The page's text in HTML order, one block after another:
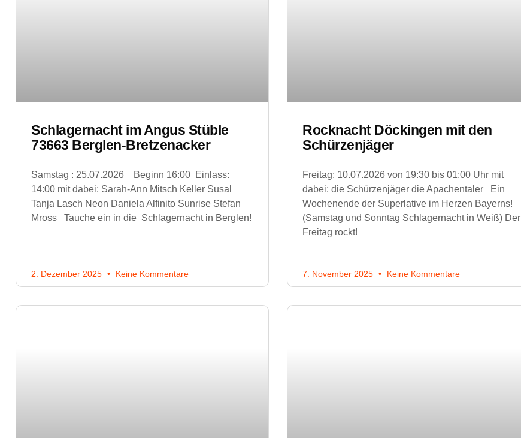
Schlagernacht im Angus Stüble
73663 Berglen-Bretzenacker
Samstag : 25.07.2026 Beginn 16:00 Einlass:
14:00 mit dabei: Sarah-Ann Mitsch Keller Susal
Tanja Lasch Neon Daniela Alfinito Sunrise Stefan
Mross Tauche ein in die Schlagernacht in Berglen!
2. Dezember 2025 Keine Kommentare
Rocknacht Döckingen mit den
Schürzenjäger
Freitag: 10.07.2026 von 19:30 bis 01:00 Uhr mit
dabei: die Schürzenjäger die Apachentaler Ein
Wochenende der Superlative im Herzen Bayerns!
(Samstag und Sonntag Schlagernacht in Weiß) Der
Freitag rockt!
7. November 2025 Keine Kommentare